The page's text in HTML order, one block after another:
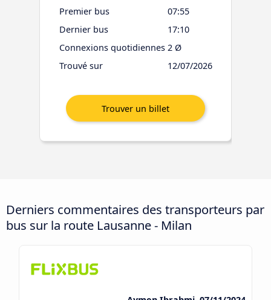
Premier bus
07:55
Dernier bus
17:10
Connexions quotidiennes 2 Ø
Trouvé sur
12/07/2026
Derniers commentaires des transporteurs par
bus sur la route Lausanne - Milan